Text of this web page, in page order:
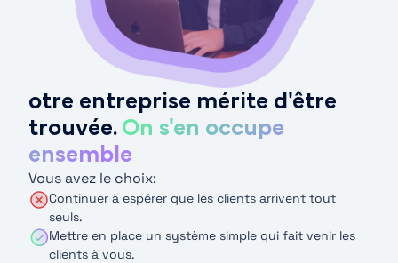
otre entreprise mérite d'être
trouvée. On s'en occupe
ensemble
Vous avez le choix:
Continuer à espérer que les clients arrivent tout
seuls.
Mettre en place un système simple qui fait venir les
clients à vous.